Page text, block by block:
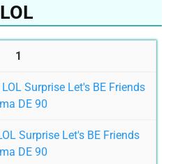
LOL
1
Surprise Let's BE Friends
DE 90